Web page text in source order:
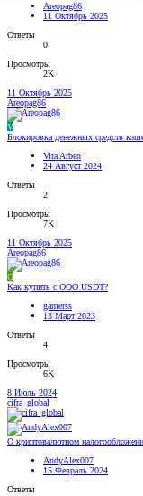
Areopag86
11 Октябрь 2025
Ответы
0
Просмотры
2K
11 Октябрь 2025
Areopag86
V
Блокировка денежных средств
Vita Arben
24 Август 2024
Ответы
2
Просмотры
7K
11 Октябрь 2025
Areopag86
G
Как купить с ООО USDT?
gamerss
13 Март 2023
Ответы
4
Просмотры
6K
8 Июль 2024
cifra_global
О криптовалютном
AndyAlex007
15 Февраль 2024
Ответы